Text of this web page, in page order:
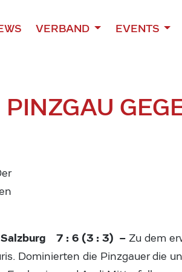
VERBAND EVENTS
Salzburg 7 : 6 (3 : 3) – Zu dem
Dominierten die Pinzgauer die